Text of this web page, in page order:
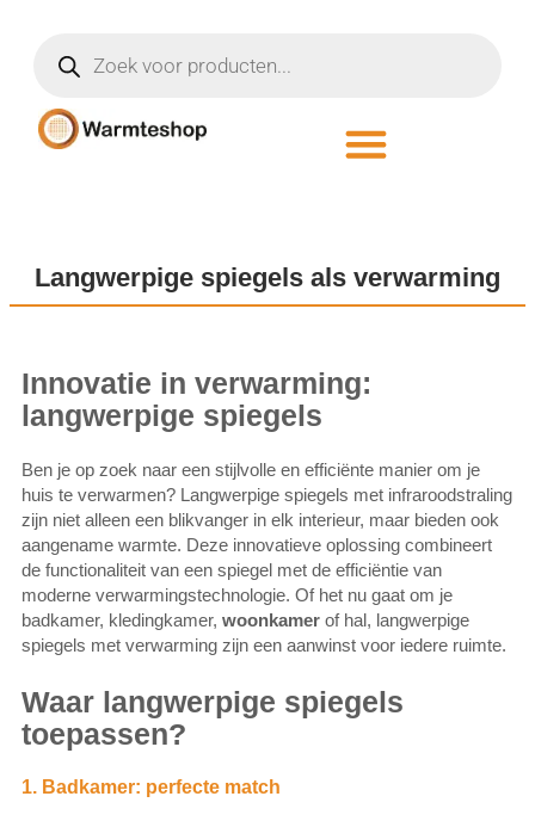
Langwerpige spiegels als verwarming
Innovatie in verwarming:
langwerpige spiegels
Ben je op zoek naar een stijlvolle en efficiënte manier om je
huis te verwarmen? Langwerpige spiegels met infraroodstraling
zijn niet alleen een blikvanger in elk interieur, maar bieden ook
aangename warmte. Deze innovatieve oplossing combineert
de functionaliteit van een spiegel met de efficiëntie van
moderne verwarmingstechnologie. Of het nu gaat om je
badkamer, kledingkamer, woonkamer of hal, langwerpige
spiegels met verwarming zijn een aanwinst voor iedere ruimte.
Waar langwerpige spiegels
toepassen?
1. Badkamer: perfecte match